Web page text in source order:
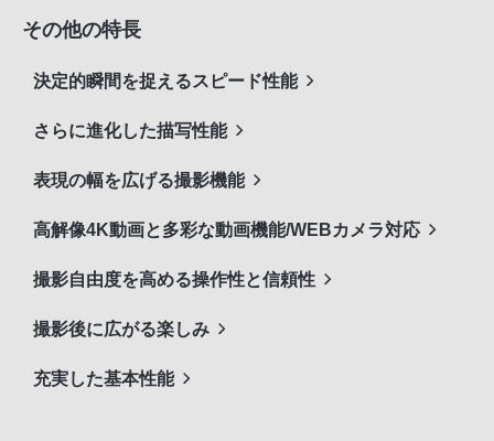
その他の特長
決定的瞬間を捉えるスピード性能
さらに進化した描写性能
表現の幅を広げる撮影機能
高解像4K動画と多彩な動画機能/WEBカメラ対応
撮影自由度を高める操作性と信頼性
撮影後に広がる楽しみ
充実した基本性能